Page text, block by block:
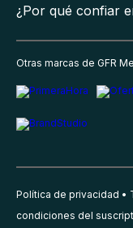
¿Por qué confiar
Otras marcas de GFR
Política de privacidad
condiciones del